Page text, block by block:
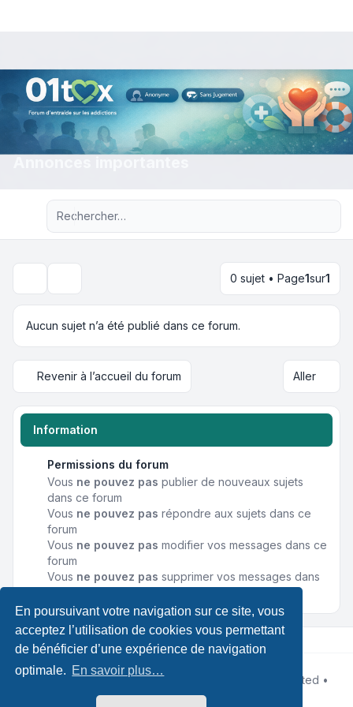
En poursuivant votre navigation sur ce site, vous
acceptez l’utilisation de cookies vous permettant
de bénéficier d’une expérience de navigation
optimale. En savoir plus…
Recherche avancée
0 sujet • Page1sur1
Aucun sujet n’a été publié dans ce forum.
Revenir à l’accueil du forum Aller
Information
Permissions du forum
Vous ne pouvez pas publier de nouveaux sujets
dans ce forum
Vous ne pouvez pas répondre aux sujets dans ce
forum
Vous ne pouvez pas modifier vos messages dans ce
forum
Vous ne pouvez pas supprimer vos messages dans
Développé parphpBB® Forum Software © phpBB Limited •
Leenoz